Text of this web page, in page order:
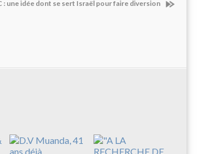
: une idée dont se sert Israël pour faire diversion